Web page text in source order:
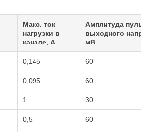
Макс. ток
нагрузки в
канале, А
Амплитуда
выходного
мВ
0,145 60
0,095 60
1 30
0,5 60